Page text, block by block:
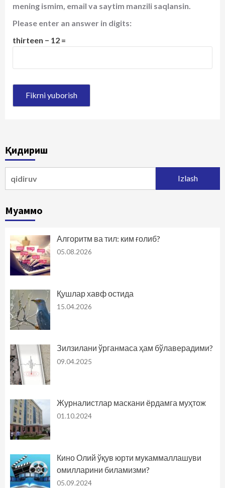
mening ismim, email va saytim manzili saqlansin.
Please enter an answer in digits:
thirteen − 12 =
Қидириш
Муаммо
Алгоритм ва тил: ким ғолиб?
05.08.2026
Қушлар хавф остида
15.04.2026
Зилзилани ўрганмаса ҳам бўлаверадими?
09.04.2025
Журналистлар маскани ёрдамга муҳтож
01.10.2024
Кино Олий ўқув юрти мукаммаллашуви
омилларини биламизми?
05.09.2024